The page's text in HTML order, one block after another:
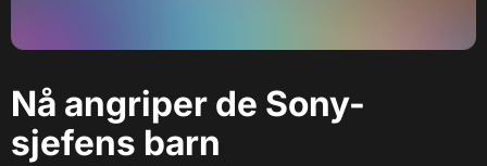
Nå angriper de Sony-
sjefens barn